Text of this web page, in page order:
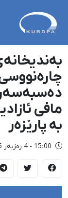
مافی
بە پارێزەر
15:00 - 4 رەزبەر 2725